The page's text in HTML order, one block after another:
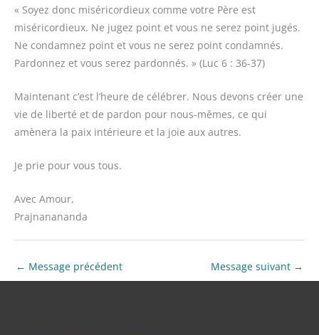
« Soyez donc miséricordieux comme votre Père est
miséricordieux. Ne jugez point et vous ne serez point jugés.
Ne condamnez point et vous ne serez point condamnés.
Pardonnez et vous serez pardonnés. » (Luc 6 : 36-37)
Maintenant c’est l’heure de célébrer. Nous devons créer une
vie de liberté et de pardon pour nous-mêmes, ce qui
amènera la paix intérieure et la joie aux autres.
Je prie pour vous tous.
Avec Amour,
Prajnanananda
← Message précédent Message suivant →